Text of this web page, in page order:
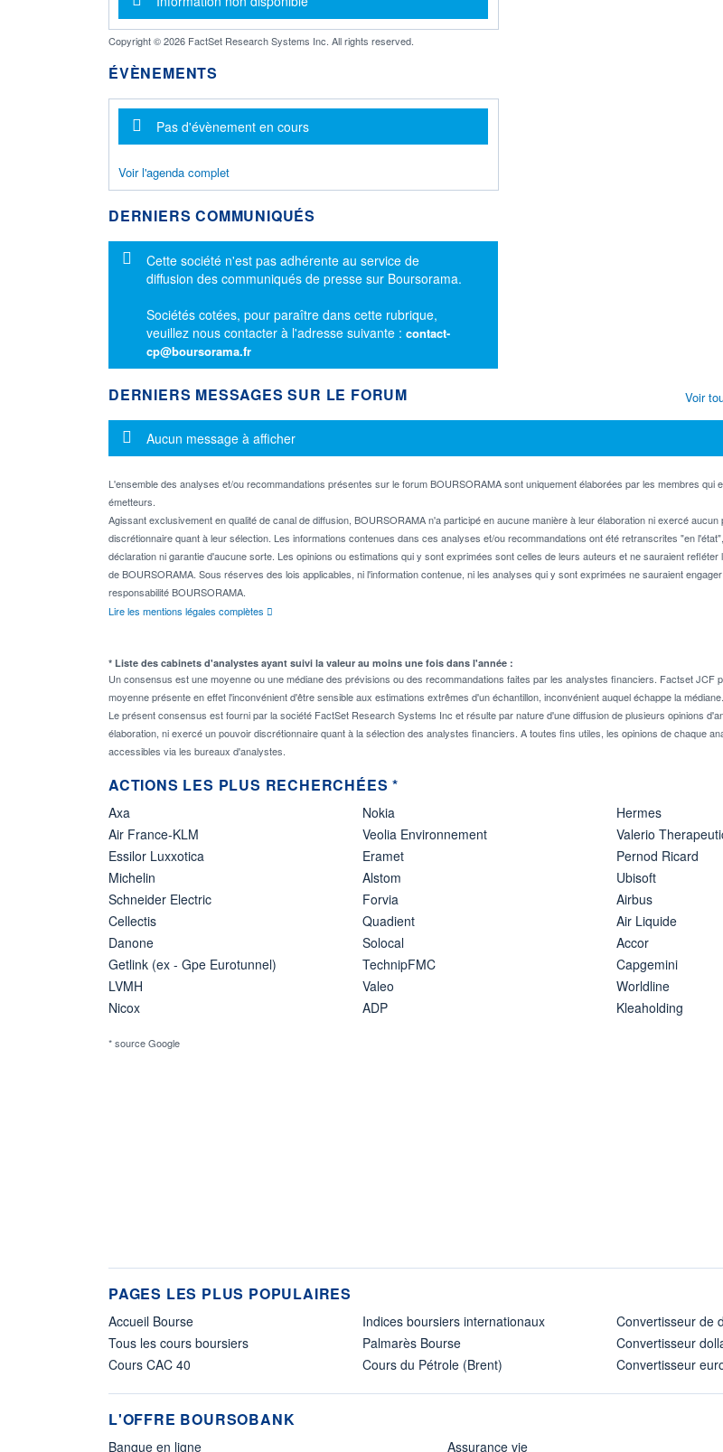
Copyright © 2026 FactSet Research Systems Inc. All rights reserved.
ÉVÈNEMENTS
Message d'information
Pas d'évènement en cours
Voir l'agenda complet
DERNIERS COMMUNIQUÉS
Message d'information
Cette société n'est pas adhérente au service de
diffusion des communiqués de presse sur Boursorama.
Sociétés cotées, pour paraître dans cette rubrique,
veuillez nous contacter à l'adresse suivante : contact-
cp@boursorama.fr
DERNIERS MESSAGES SUR LE FORUM
Message d'information
Aucun message à afficher
L'ensemble des analyses et/ou recommandations présentes sur le forum BOURSORAMA sont uniquement élaborées par les membres qui
émetteurs.
Agissant exclusivement en qualité de canal de diffusion, BOURSORAMA n'a participé en aucune manière à leur élaboration ni exercé aucun
discrétionnaire quant à leur sélection. Les informations contenues dans ces analyses et/ou recommandations ont été retranscrites "en
déclaration ni garantie d'aucune sorte. Les opinions ou estimations qui y sont exprimées sont celles de leurs auteurs et ne sauraient refléter
de BOURSORAMA. Sous réserves des lois applicables, ni l'information contenue, ni les analyses qui y sont exprimées ne sauraient
responsabilité BOURSORAMA.
Lire les mentions légales complètes
Voir
* Liste des cabinets d'analystes ayant suivi la valeur au moins une fois dans l'année :
Un consensus est une moyenne ou une médiane des prévisions ou des recommandations faites par les analystes financiers. Factset JCF
moyenne présente en effet l'inconvénient d'être sensible aux estimations extrêmes d'un échantillon, inconvénient auquel échappe la
Le présent consensus est fourni par la société FactSet Research Systems Inc et résulte par nature d'une diffusion de plusieurs opinions
élaboration, ni exercé un pouvoir discrétionnaire quant à la sélection des analystes financiers. A toutes fins utiles, les opinions de chaque
accessibles via les bureaux d'analystes.
ACTIONS LES PLUS RECHERCHÉES *
Axa
Air France-KLM
Essilor Luxxotica
Michelin
Schneider Electric
Cellectis
Danone
Getlink (ex - Gpe Eurotunnel)
LVMH
Nicox
Nokia
Veolia Environnement
Eramet
Alstom
Forvia
Quadient
Solocal
TechnipFMC
Valeo
ADP
Hermes
Valerio
Pernod Ricard
Ubisoft
Airbus
Air Liquide
Accor
Capgemini
Worldline
Kleaholding
* source Google
PAGES LES PLUS POPULAIRES
Accueil Bourse
Tous les cours boursiers
Cours CAC 40
Indices boursiers internationaux
Palmarès Bourse
Cours du Pétrole (Brent)
Convertisseur de
Convertisseur
Convertisseur
L'OFFRE BOURSOBANK
Banque en ligne Assurance vie